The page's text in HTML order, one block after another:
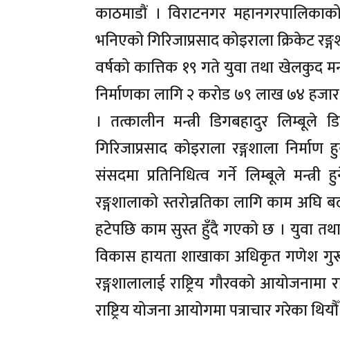
काठमाडौं । विराटनगर
भनिएको गिरिजाप्रसाद कोइराला
वर्षको कात्तिक १९ गते युवा तथा खेलकुद
निर्माणका लागि २ करोड ७९ लाख ७४
। तत्कालीन मन्त्री डिगबहादुर
गिरिजाप्रसाद कोइराला रङ्गशाला
संसदमा प्रतिनिधित्व गर्ने लिम्बूले मन्त्री
रङ्गशालाको स्तरोन्नतिका लागि काम
हटेपछि काम सुस्त हुँदै गएको छ । युवा
विकास हायता शाखाका अधिकृत गणेश
रङ्गशालालाई राष्ट्रिय गौरवको
राष्ट्रिय योजना आयोगमा पत्राचार गरेका